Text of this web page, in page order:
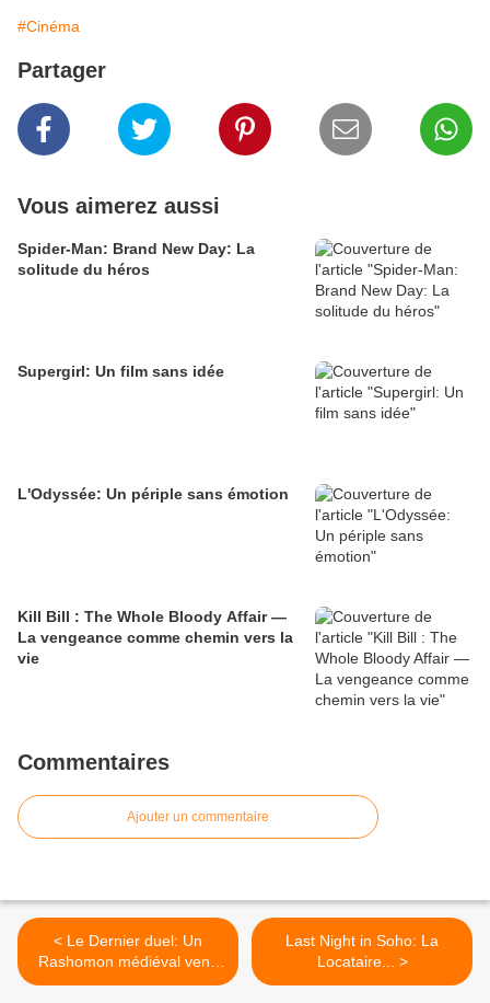
#Cinéma
Partager
Vous aimerez aussi
Spider-Man: Brand New Day: La
solitude du héros
Supergirl: Un film sans idée
L'Odyssée: Un périple sans émotion
Kill Bill : The Whole Bloody Affair —
La vengeance comme chemin vers la
vie
Commentaires
Ajouter un commentaire
< Le Dernier duel: Un
Rashomon médiéval venu
de France contre le
Last Night in Soho: La
Locataire... >